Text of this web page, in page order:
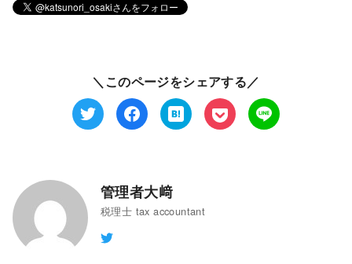
＼このページをシェアする／
管理者大﨑
税理士 tax accountant